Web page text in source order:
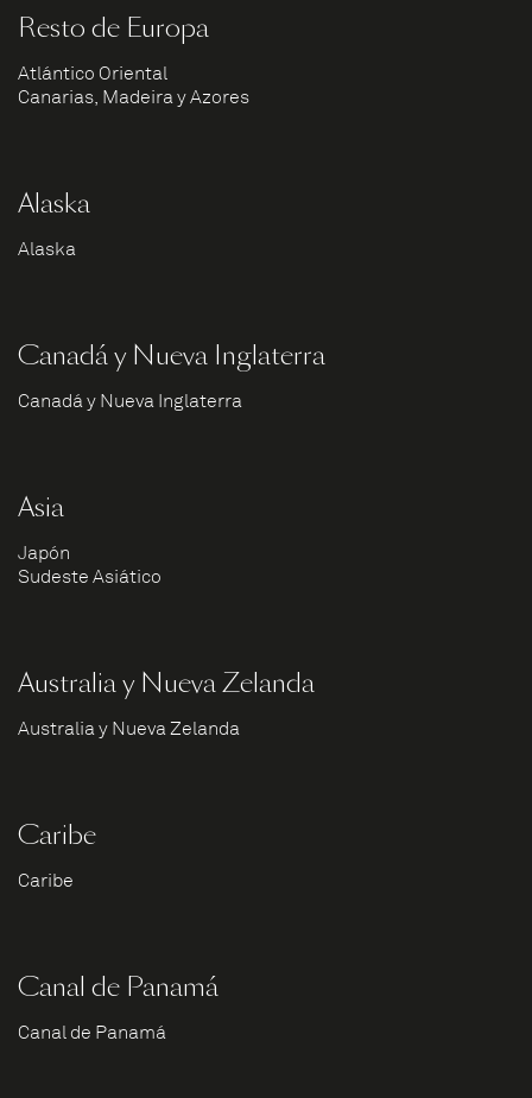
Resto de Europa
Atlántico Oriental
Canarias, Madeira y Azores
Alaska
Alaska
Canadá y Nueva Inglaterra
Canadá y Nueva Inglaterra
Asia
Japón
Sudeste Asiático
Australia y Nueva Zelanda
Australia y Nueva Zelanda
Caribe
Caribe
Canal de Panamá
Canal de Panamá